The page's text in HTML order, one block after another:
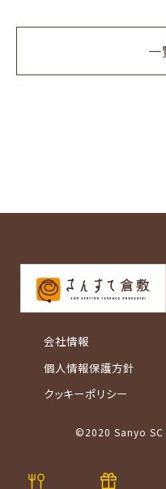
一
会社情報
個人情報保護方針
クッキーポリシー
©2020 Sanyo